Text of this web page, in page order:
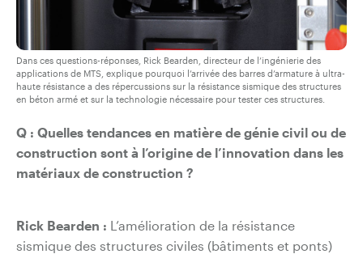
Dans ces questions-réponses, Rick Bearden, directeur de l’ingénierie des
applications de MTS, explique pourquoi l’arrivée des barres d’armature à ultra-
haute résistance a des répercussions sur la résistance sismique des structures
en béton armé et sur la technologie nécessaire pour tester ces structures.
Q : Quelles tendances en matière de génie civil ou de
construction sont à l’origine de l’innovation dans les
matériaux de construction ?
Rick Bearden : L’amélioration de la résistance
sismique des structures civiles (bâtiments et ponts)